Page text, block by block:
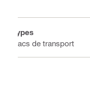
Types
Sacs de transport